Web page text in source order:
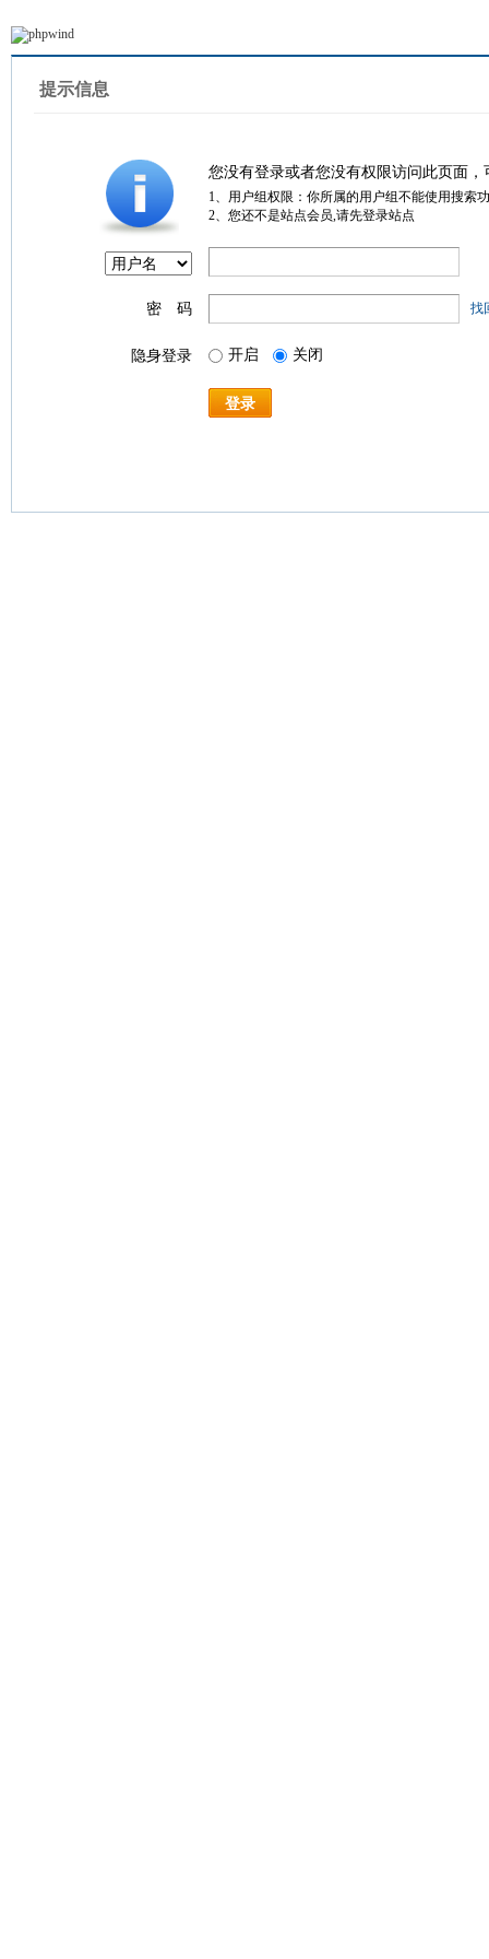
提示信息
您没有登录或者您没有权限访问此页面
1、用户组权限：你所属的用户组不能使用搜索
2、您还不是站点会员,请先登录站点
密 码 找
隐身登录 开启 关闭
登录